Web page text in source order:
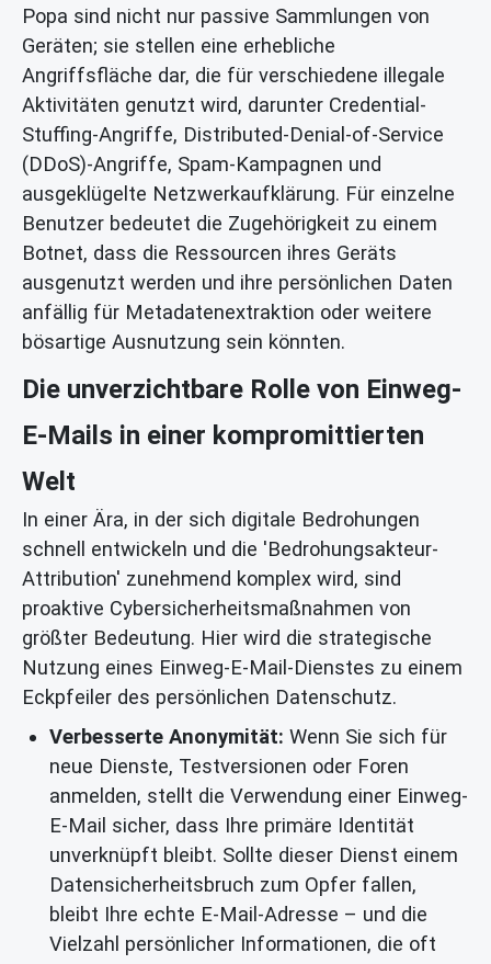
Popa sind nicht nur passive Sammlungen von
Geräten; sie stellen eine erhebliche
Angriffsfläche dar, die für verschiedene illegale
Aktivitäten genutzt wird, darunter Credential-
Stuffing-Angriffe, Distributed-Denial-of-Service
(DDoS)-Angriffe, Spam-Kampagnen und
ausgeklügelte Netzwerkaufklärung. Für einzelne
Benutzer bedeutet die Zugehörigkeit zu einem
Botnet, dass die Ressourcen ihres Geräts
ausgenutzt werden und ihre persönlichen Daten
anfällig für Metadatenextraktion oder weitere
bösartige Ausnutzung sein könnten.
Die unverzichtbare Rolle von Einweg-
E-Mails in einer kompromittierten
Welt
In einer Ära, in der sich digitale Bedrohungen
schnell entwickeln und die 'Bedrohungsakteur-
Attribution' zunehmend komplex wird, sind
proaktive Cybersicherheitsmaßnahmen von
größter Bedeutung. Hier wird die strategische
Nutzung eines Einweg-E-Mail -Dienstes zu einem
Eckpfeiler des persönlichen Datenschutz.
Verbesserte Anonymität: Wenn Sie sich für
neue Dienste, Testversionen oder Foren
anmelden, stellt die Verwendung einer Einweg-
E-Mail sicher, dass Ihre primäre Identität
unverknüpft bleibt. Sollte dieser Dienst einem
Datensicherheitsbruch zum Opfer fallen,
bleibt Ihre echte E-Mail-Adresse – und die
Vielzahl persönlicher Informationen, die oft